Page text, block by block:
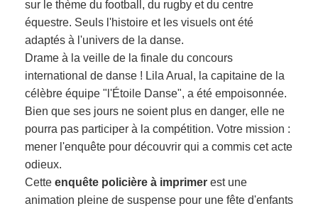
sur le thème du football, du rugby et du centre
équestre. Seuls l'histoire et les visuels ont été
adaptés à l'univers de la danse.
Drame à la veille de la finale du concours
international de danse ! Lila Arual, la capitaine de la
célèbre équipe "l'Étoile Danse", a été empoisonnée.
Bien que ses jours ne soient plus en danger, elle ne
pourra pas participer à la compétition. Votre mission :
mener l'enquête pour découvrir qui a commis cet acte
odieux.
Cette enquête policière à imprimer est une
animation pleine de suspense pour une fête d'enfants